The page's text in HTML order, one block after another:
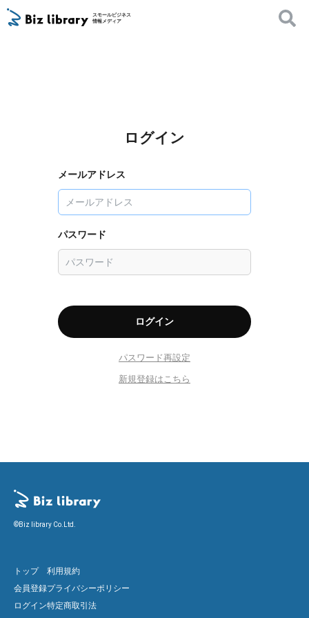
スモールビジネス
情報メディア
ログイン
メールアドレス
パスワード
パスワード再設定
新規登録はこちら
©Biz library Co.Ltd.
トップ
会員登録
ログイン
利用規約
プライバシーポリシー
特定商取引法